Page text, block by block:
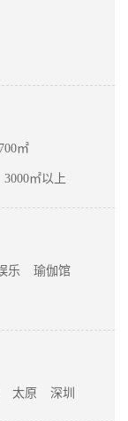
㎡
3000㎡以上
乐 瑜伽馆
太原 深圳